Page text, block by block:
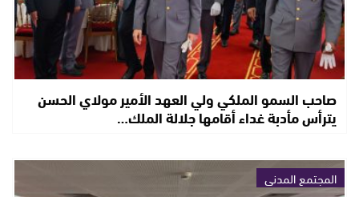
صاحب السمو الملكي ولي العهد الأمير مولاي الحسن
يترأس مأدبة غداء أقامها جلالة الملك…
المجتمع المدني